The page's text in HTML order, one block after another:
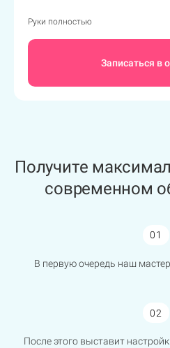
Руки полностью
Записаться в
Получите
современном
01
В первую очередь наш
02
После этого выставит